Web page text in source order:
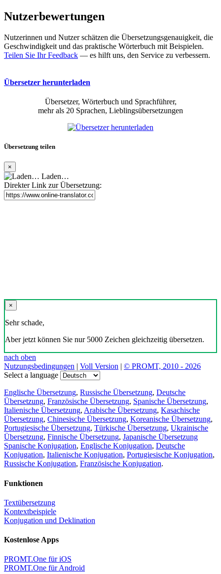
Nutzerbewertungen
Nutzerinnen und Nutzer schätzen die Übersetzungsgenauigkeit, die
Geschwindigkeit und das praktische Wörterbuch mit Beispielen.
Teilen Sie Ihr Feedback — es hilft uns, den Service zu verbessern.
Übersetzer herunterladen
Übersetzer, Wörterbuch und Sprachführer,
mehr als 20 Sprachen, Lieblingsübersetzungen
Übersetzung teilen
×
Laden…
Direkter Link zur Übersetzung:
×
Sehr schade,
Aber jetzt können Sie nur 5000 Zeichen gleichzeitig übersetzen.
nach oben
Nutzungsbedingungen | Voll Version | © PROMT, 2010 - 2026
Select a language
Englische Übersetzung, Russische Übersetzung, Deutsche
Übersetzung, Französische Übersetzung, Spanische Übersetzung,
Italienische Übersetzung, Arabische Übersetzung, Kasachische
Übersetzung, Chinesische Übersetzung, Koreanische Übersetzung,
Portugiesische Übersetzung, Türkische Übersetzung, Ukrainische
Übersetzung, Finnische Übersetzung, Japanische Übersetzung
Spanische Konjugation, Englische Konjugation, Deutsche
Konjugation, Italienische Konjugation, Portugiesische Konjugation,
Russische Konjugation, Französische Konjugation.
Funktionen
Textübersetzung
Kontextbeispiele
Konjugation und Deklination
Kostenlose Apps
PROMT.One für iOS
PROMT.One für Android